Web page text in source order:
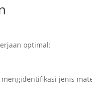
optimal:
jenis